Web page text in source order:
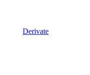
Derivate